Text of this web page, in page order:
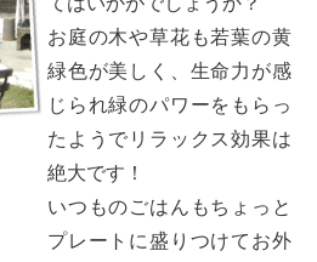
お庭の木や草花も若葉の黄
緑色が美しく、生命力が感
じられ緑のパワーをもらっ
たようでリラックス効果は
絶大です！
いつものごはんもちょっと
プレートに盛りつけてお外